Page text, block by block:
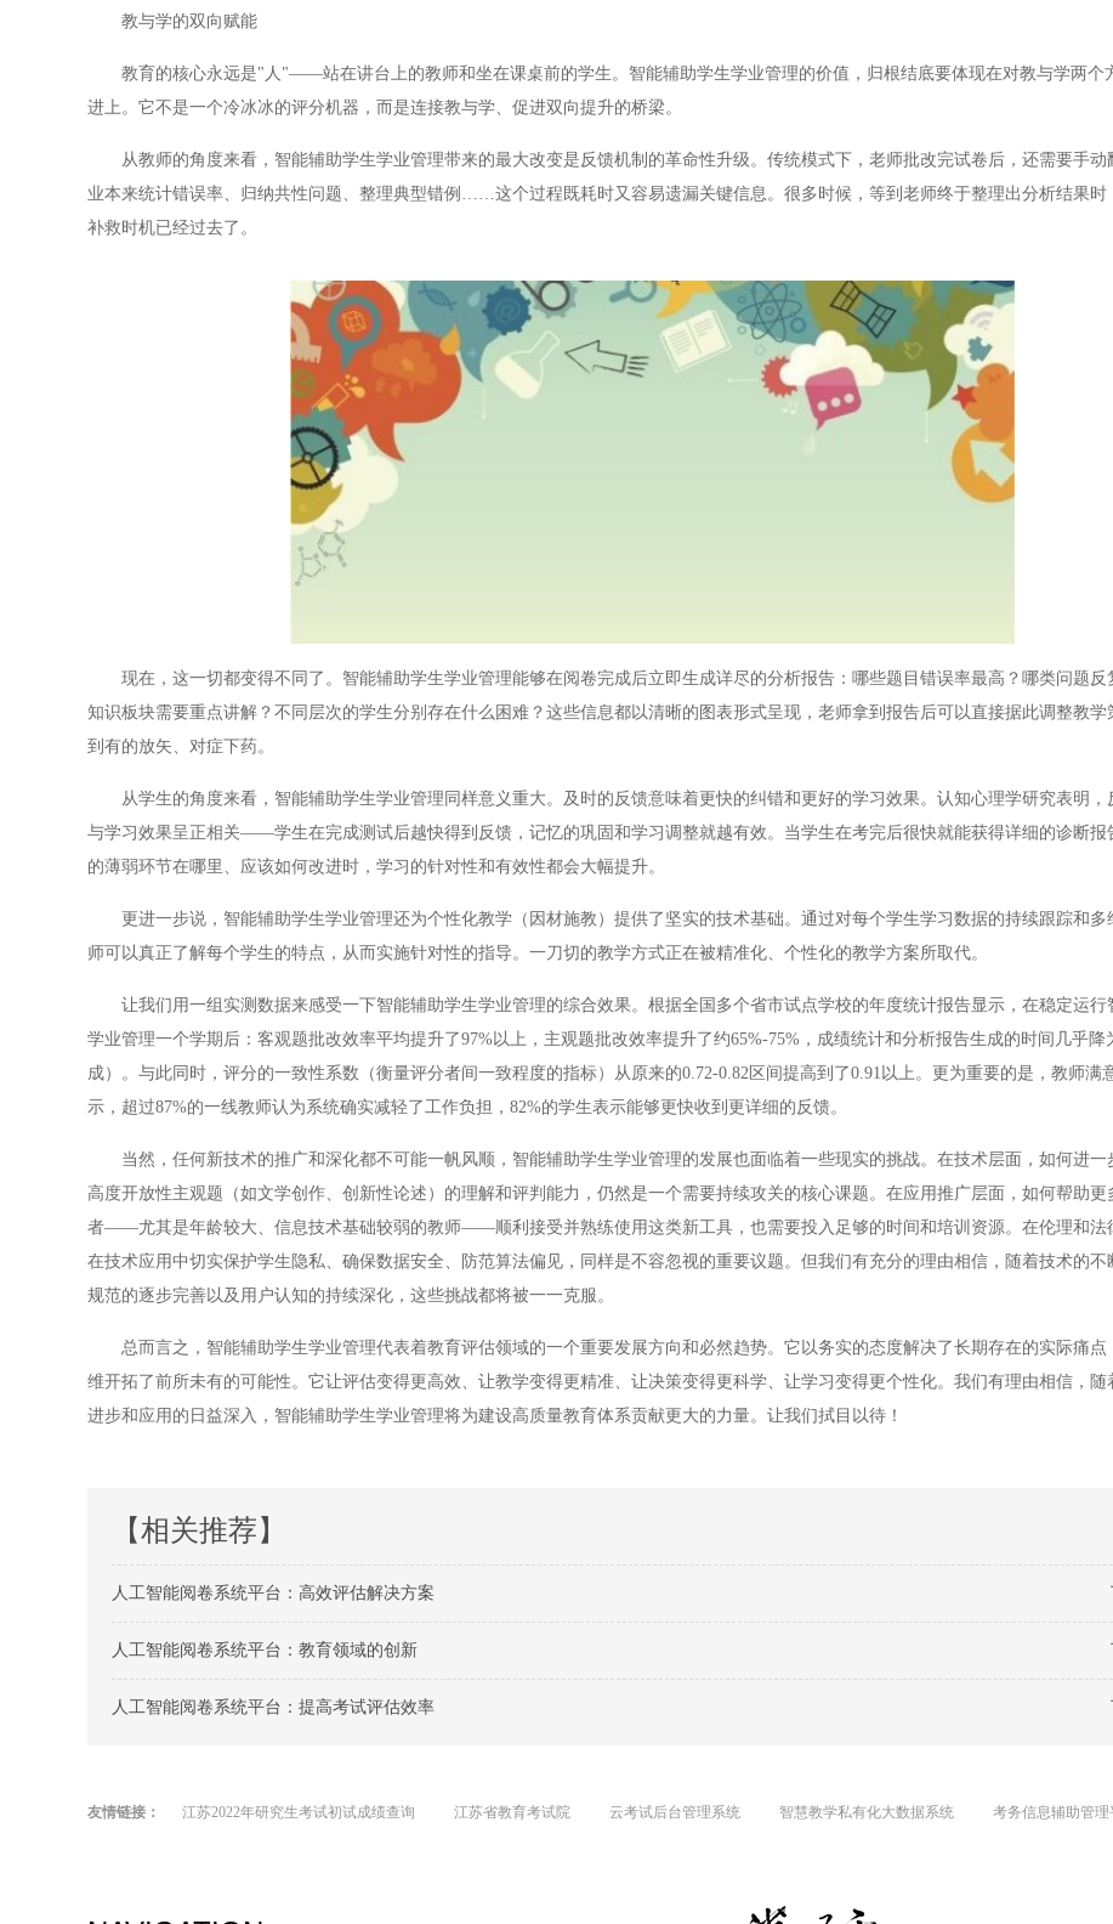
教与学的双向赋能
教育的核心永远是"人"——站在讲台上的教师和坐在课桌前的学生。智能辅助学生学业管理的价值，归根结底要体现在对教与学两个
进上。它不是一个冷冰冰的评分机器，而是连接教与学、促进双向提升的桥梁。
从教师的角度来看，智能辅助学生学业管理带来的最大改变是反馈机制的革命性升级。传统模式下，老师批改完试卷后，还需要手动
业本来统计错误率、归纳共性问题、整理典型错例……这个过程既耗时又容易遗漏关键信息。很多时候，等到老师终于整理出分析结果时
补救时机已经过去了。
现在，这一切都变得不同了。智能辅助学生学业管理能够在阅卷完成后立即生成详尽的分析报告：哪些题目错误率最高？哪类问题反
知识板块需要重点讲解？不同层次的学生分别存在什么困难？这些信息都以清晰的图表形式呈现，老师拿到报告后可以直接据此调整教学
到有的放矢、对症下药。
从学生的角度来看，智能辅助学生学业管理同样意义重大。及时的反馈意味着更快的纠错和更好的学习效果。认知心理学研究表明，
与学习效果呈正相关——学生在完成测试后越快得到反馈，记忆的巩固和学习调整就越有效。当学生在考完后很快就能获得详细的诊断报
的薄弱环节在哪里、应该如何改进时，学习的针对性和有效性都会大幅提升。
更进一步说，智能辅助学生学业管理还为个性化教学（因材施教）提供了坚实的技术基础。通过对每个学生学习数据的持续跟踪和多
师可以真正了解每个学生的特点，从而实施针对性的指导。一刀切的教学方式正在被精准化、个性化的教学方案所取代。
让我们用一组实测数据来感受一下智能辅助学生学业管理的综合效果。根据全国多个省市试点学校的年度统计报告显示，在稳定运行
学业管理一个学期后：客观题批改效率平均提升了97%以上，主观题批改效率提升了约65%-75%，成绩统计和分析报告生成的时间几乎降
成）。与此同时，评分的一致性系数（衡量评分者间一致程度的指标）从原来的0.72-0.82区间提高到了0.91以上。更为重要的是，教师满
示，超过87%的一线教师认为系统确实减轻了工作负担，82%的学生表示能够更快收到更详细的反馈。
当然，任何新技术的推广和深化都不可能一帆风顺，智能辅助学生学业管理的发展也面临着一些现实的挑战。在技术层面，如何进一
高度开放性主观题（如文学创作、创新性论述）的理解和评判能力，仍然是一个需要持续攻关的核心课题。在应用推广层面，如何帮助更
者——尤其是年龄较大、信息技术基础较弱的教师——顺利接受并熟练使用这类新工具，也需要投入足够的时间和培训资源。在伦理和法
在技术应用中切实保护学生隐私、确保数据安全、防范算法偏见，同样是不容忽视的重要议题。但我们有充分的理由相信，随着技术的不
规范的逐步完善以及用户认知的持续深化，这些挑战都将被一一克服。
总而言之，智能辅助学生学业管理代表着教育评估领域的一个重要发展方向和必然趋势。它以务实的态度解决了长期存在的实际痛点
维开拓了前所未有的可能性。它让评估变得更高效、让教学变得更精准、让决策变得更科学、让学习变得更个性化。我们有理由相信，随
进步和应用的日益深入，智能辅助学生学业管理将为建设高质量教育体系贡献更大的力量。让我们拭目以待！
【相关推荐】
人工智能阅卷系统平台：高效评估解决方案
人工智能阅卷系统平台：教育领域的创新
人工智能阅卷系统平台：提高考试评估效率
友情链接： 江苏2022年研究生考试初试成绩查询 江苏省教育考试院 云考试后台管理系统 智慧教学私有化大数据系统 考务信息辅助管理